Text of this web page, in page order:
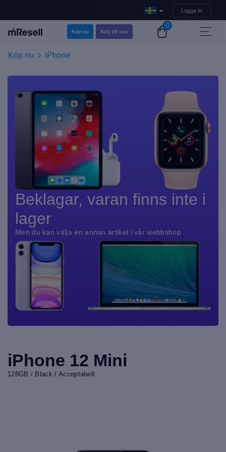
Logga In
Köp nu Sälj till oss
0
Köp nu iPhone
Beklagar, varan finns inte i
lager
Men du kan välja en annan artikel i vår webbshop
iPhone 12 Mini
128GB / Black / Acceptabelt